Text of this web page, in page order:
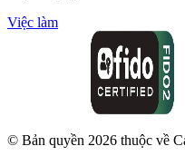
Việc làm
© Bản quyền 2026 thuộc về